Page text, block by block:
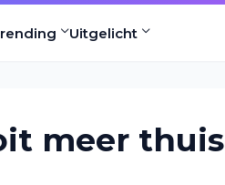
Uitgelicht
meer thuis